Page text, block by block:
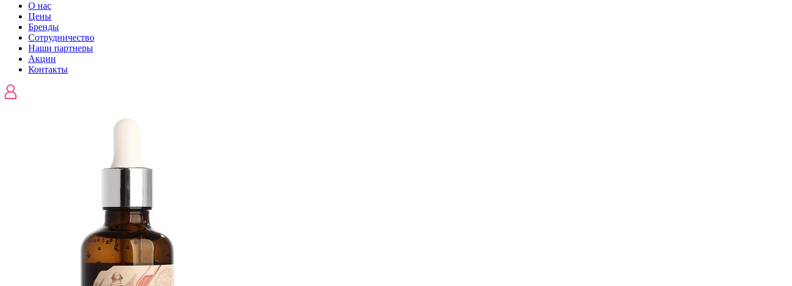
О нас
Цены
Бренды
Сотрудничество
Наши партнеры
Акции
Контакты